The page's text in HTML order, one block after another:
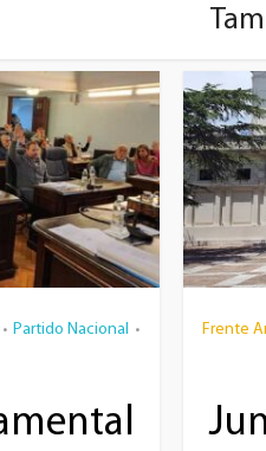
• Partido Nacional • Frente